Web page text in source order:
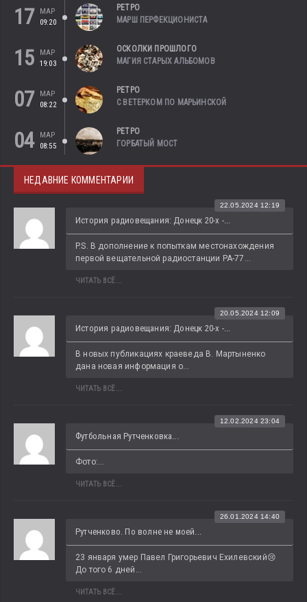
17
МАР
09:20
РЕТРО
МАРШ ПЕРФЕКЦИОНИСТА
15
МАР
19:03
ОСКОЛКИ ПРОШЛОГО
МАГИЯ СТАРЫХ АЛЬБОМОВ
07
МАР
08:22
РЕТРО
С ВЕТЕРКОМ ПО МАРЬИНСКОЙ
04
МАР
08:55
РЕТРО
ГОРБАТЫЙ МОСТ
НЕДАВНИЕ КОММЕНТАРИИ
История радиовещания: Донецк 20-х -...
22.05.2024 12:19
P.S. В дополнение к попыткам местонахождения
первой вещательной радиостанции РА-77...
ЧИТАТЬ ВСЁ...
История радиовещания: Донецк 20-х -...
20.05.2024 12:09
В новых публикациях краеведа В. Мартыненко
дана новая информация о...
ЧИТАТЬ ВСЁ...
Футбольная Рутченковка...
12.02.2024 23:04
Фото:...
ЧИТАТЬ ВСЁ...
Рутченково. По волне не моей...
26.01.2024 14:40
23 января умер Павел Григорьевич Ехилевский😢
До того 6 дней...
ЧИТАТЬ ВСЁ...